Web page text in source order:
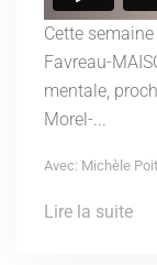
Cette
Favreau-
mentale,
Morel-...
Avec: Michèle
Lire la suite